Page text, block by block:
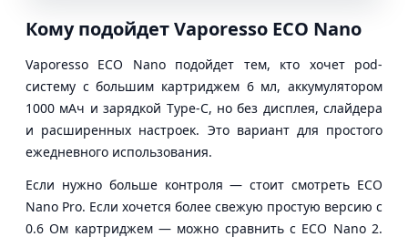
Кому подойдет Vaporesso ECO Nano
Vaporesso ECO Nano подойдет тем, кто хочет pod-
систему с большим картриджем 6 мл, аккумулятором
1000 мАч и зарядкой Type-C, но без дисплея, слайдера
и расширенных настроек. Это вариант для простого
ежедневного использования.
Если нужно больше контроля — стоит смотреть ECO
Nano Pro. Если хочется более свежую простую версию с
0.6 Ом картриджем — можно сравнить с ECO Nano 2.